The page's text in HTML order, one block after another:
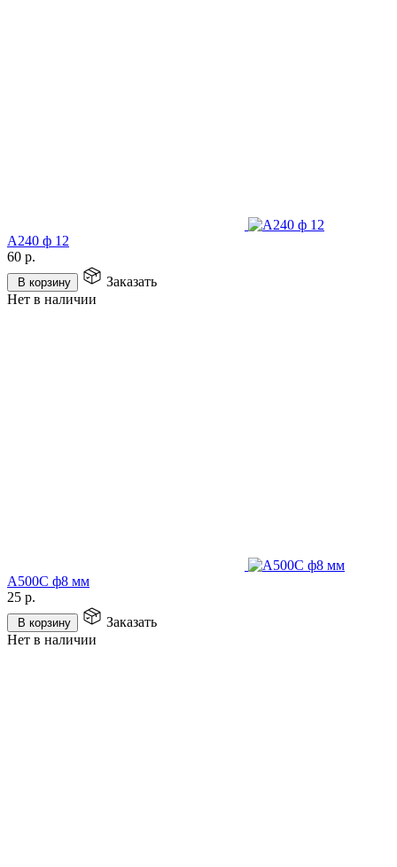
А240 ф 12
60 р.
В корзину
Заказать
Нет в наличии
А500С ф8 мм
25 р.
В корзину
Заказать
Нет в наличии